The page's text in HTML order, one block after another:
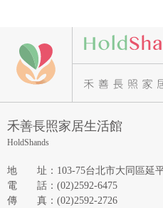
禾善長照家居生活館
HoldShands
地址 ： 103-75台北市大同區延
電話 ： (02)2592-6475
傳真 ： (02)2592-2726